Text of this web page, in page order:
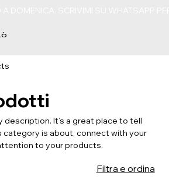
description. It’s a great place to tell
is about, connect with your
to your products.
Filtra e ordina